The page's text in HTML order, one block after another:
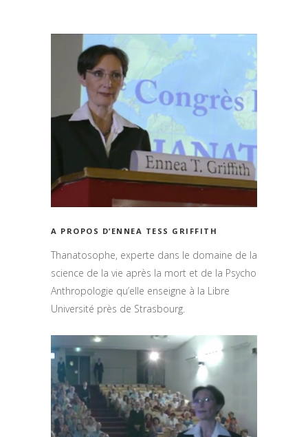
A PROPOS D’ENNEA TESS GRIFFITH
Thanatosophe, experte dans le domaine de la
science de la vie après la mort et de la Psycho
Anthropologie qu’elle enseigne à la Libre
Université près de Strasbourg.